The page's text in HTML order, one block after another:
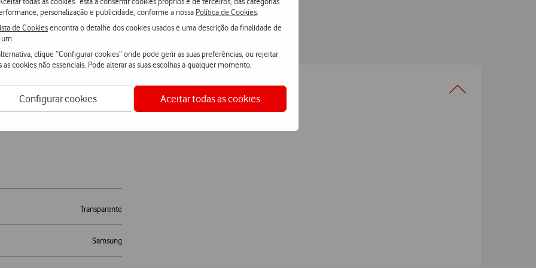
personalização e publicidade, conforme a nossa Política de Cookies
de Cookiesencontra o detalhe dos cookies usados e uma descrição da finalidade de
clique “Configurar cookies” onde pode gerir as suas preferências, ou rejeitar
as cookies não essenciais. Pode alterar as suas escolhas a qualquer momento.
Configurar cookies Aceitar todas as cookies
Transparente
Samsung